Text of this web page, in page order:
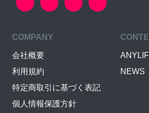
COMPANY
会社概要
利用規約
特定商取引に基づく表記
個人情報保護方針
NEWS